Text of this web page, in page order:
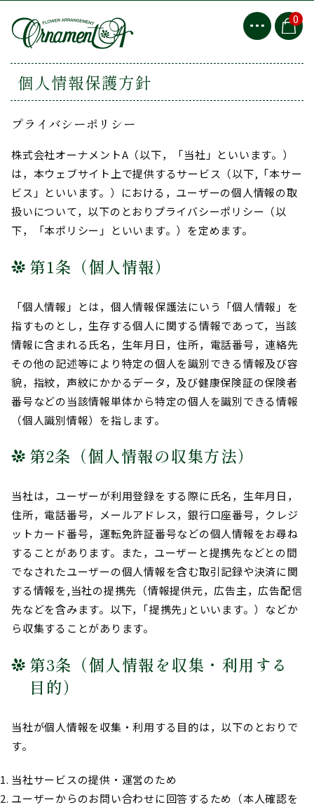
0
個人情報保護方針
プライバシーポリシー
株式会社オーナメントA（以下，「当社」といいます。）
は，本ウェブサイト上で提供するサービス（以下,「本サー
ビス」といいます。）における，ユーザーの個人情報の取
扱いについて，以下のとおりプライバシーポリシー（以
下，「本ポリシー」といいます。）を定めます。
第1条（個人情報）
「個人情報」とは，個人情報保護法にいう「個人情報」を
指すものとし，生存する個人に関する情報であって，当該
情報に含まれる氏名，生年月日，住所，電話番号，連絡先
その他の記述等により特定の個人を識別できる情報及び容
貌，指紋，声紋にかかるデータ，及び健康保険証の保険者
番号などの当該情報単体から特定の個人を識別できる情報
（個人識別情報）を指します。
第2条（個人情報の収集方法）
当社は，ユーザーが利用登録をする際に氏名，生年月日，
住所，電話番号，メールアドレス，銀行口座番号，クレジ
ットカード番号，運転免許証番号などの個人情報をお尋ね
することがあります。また，ユーザーと提携先などとの間
でなされたユーザーの個人情報を含む取引記録や決済に関
する情報を,当社の提携先（情報提供元，広告主，広告配信
先などを含みます。以下，｢提携先｣といいます。）などか
ら収集することがあります。
第3条（個人情報を収集・利用する
目的）
当社が個人情報を収集・利用する目的は，以下のとおりで
す。
当社サービスの提供・運営のため
ユーザーからのお問い合わせに回答するため（本人確認を